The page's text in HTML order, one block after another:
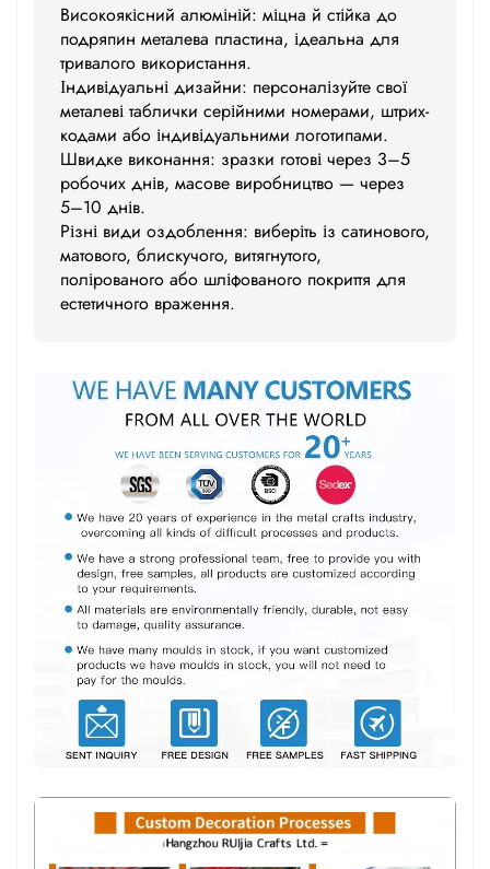
Високоякісний алюміній: міцна й стійка до
подряпин металева пластина, ідеальна для
тривалого використання.
Індивідуальні дизайни: персоналізуйте свої
металеві таблички серійними номерами, штрих-
кодами або індивідуальними логотипами.
Швидке виконання: зразки готові через 3–5
робочих днів, масове виробництво — через
5–10 днів.
Різні види оздоблення: виберіть із сатинового,
матового, блискучого, витягнутого,
полірованого або шліфованого покриття для
естетичного враження.